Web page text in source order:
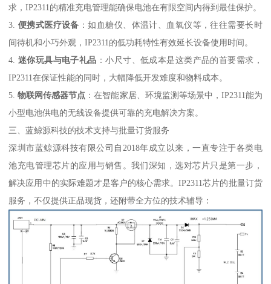
求，IP2311的精准充电管理能确保电池在有限空间内得到最佳保护。
3. 便携式医疗设备 ：如血糖仪、体温计、血氧仪等，往往需要长时
间待机和小巧外观，IP2311的低功耗特性有效延长设备使用时间。
4. 迷你玩具与电子礼品 ：小尺寸、低成本是这类产品的首要需求，
IP2311在保证性能的同时，大幅降低开发难度和物料成本。
5.物联网传感器节点 ：在智能家居、环境监测等场景中，IP2311能为
小型电池供电的无线设备提供可靠的充电解决方案。
三、蓝鲸源科技的技术支持与批量订货服务
深圳市蓝鲸源科技有限公司自2018年成立以来，一直专注于各类电
池充电管理芯片的应用与销售。我们深知，选对芯片只是第一步，
解决应用中的实际难题才是客户的核心需求。IP2311芯片的批量订货
服务，不仅提供正品现货，还附带全方位的技术辅导：